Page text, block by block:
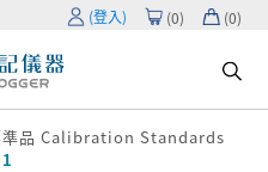
(登入) (0) (0)
準品 Calibration Standards